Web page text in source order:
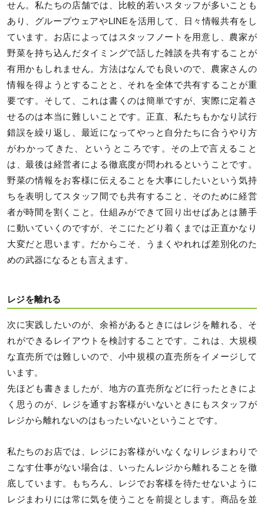
せん。私たちの店舗では、比較的若いスタッフが多いことも
あり、グループウェアやLINEを活用して、日々情報共有をし
ています。お店によってはスタッフノートを用意し、農家が
野菜を持ち込んだタイミングで話した雑談を共有することが
有用かもしれません。方法はなんでも良いので、農家さんの
情報を得ようとすることと、それを全体で共有することが重
要です。そして、これは書くのは簡単ですが、実際に定着さ
せるのは本当に難しいことです。正直、私たちもかなり試行
錯誤を繰り返し、最近になってやっと自分たちに合うやり方
がわかってきた、というところです。その上で言えること
は、最後は経営者による徹底度が問われるということです。
野菜の情報をお客様に伝えることを大事にしたいという気持
ちを表明してスタッフ間でも共有すること、そのために経営
者が時間を割くこと。仕組みができて回り出せばあとは勝手
に動いていくのですが、そこにたどり着くまでは正直かなり
大変だと思います。だからこそ、うまくやれれば差別化のた
めの武器になるとも言えます。
レジを離れる
次に実践したいのが、余裕があるときにはレジを離れる、そ
れができるレイアウトを検討することです。これは、大規模
な直売所では難しいので、小中規模の直売所をイメージして
います。
先ほども書きましたが、地方の直売所などに行ったときによ
く思うのが、レジを通すお客様がいないときにもスタッフが
レジから離れないのはもったいないということです。
私たちのお店では、レジにお客様がいなくなりレジまわりで
こなす仕事がない場合は、いったんレジから離れることを徹
底しています。もちろん、レジでお客様を待たせないように
レジまわりには常に気を使うことを前提とします。商品を並